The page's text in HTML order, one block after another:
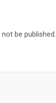
be published.